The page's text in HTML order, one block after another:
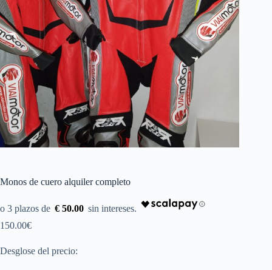
Monos de cuero alquiler completo
€ 50.00
150.00€
Desglose del precio: